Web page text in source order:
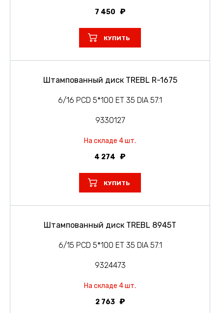
7 450
КУПИТЬ
Штампованный диск TREBL R-1675
6/16 PCD 5*100 ET 35 DIA 57.1
9330127
На складе 4 шт.
4 274
КУПИТЬ
Штампованный диск TREBL 8945T
6/15 PCD 5*100 ET 35 DIA 57.1
9324473
На складе 4 шт.
2 763